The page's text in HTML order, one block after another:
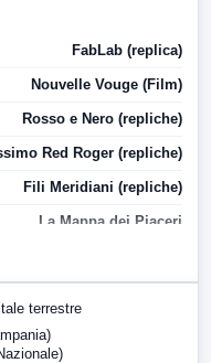
FabLab (replica)
Nouvelle Vouge (Film)
Rosso e Nero (repliche)
Red Roger (repliche)
Fili Meridiani (repliche)
La Mappa dei Piaceri
terrestre